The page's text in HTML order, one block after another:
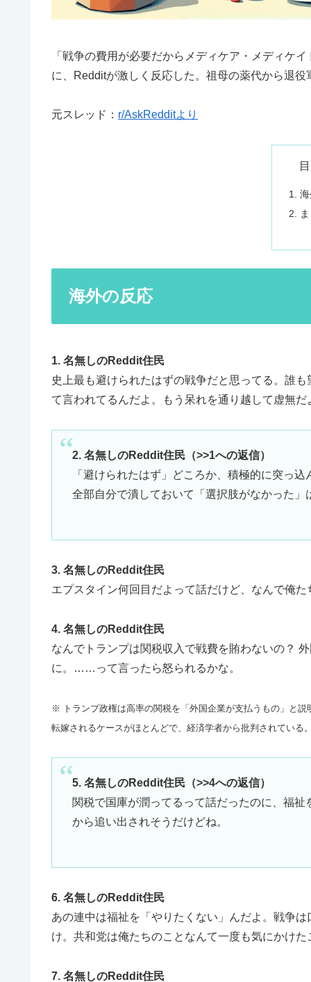
「戦争の費用が必要だからメディケア・メディケ
に、Redditが激しく反応した。祖母の薬代から退
元スレッド： r/AskRedditより
海外の反応
1. 名無しのReddit住民
史上最も避けられたはずの戦争だと思ってる。誰
て言われてるんだよ。もう呆れを通り越して虚無だ
2. 名無しのReddit住民（>>1への返信）
「避けられたはず」どころか、積極的に突っ
全部自分で潰しておいて「選択肢がなかった」
3. 名無しのReddit住民
エプスタイン何回目だよって話だけど、なんで俺
4. 名無しのReddit住民
なんでトランプは関税収入で戦費を賄わないの？
に。……って言ったら怒られるかな。
※ トランプ政権は高率の関税を「外国企業が支払うもの」と
転嫁されるケースがほとんどで、経済学者から批判されている
5. 名無しのReddit住民（>>4への返信）
関税で国庫が潤ってるって話だったのに、福
から追い出されそうだけどね。
6. 名無しのReddit住民
あの連中は福祉を「やりたくない」んだよ。戦争
け。共和党は俺たちのことなんて一度も気にかけた
7. 名無しのReddit住民